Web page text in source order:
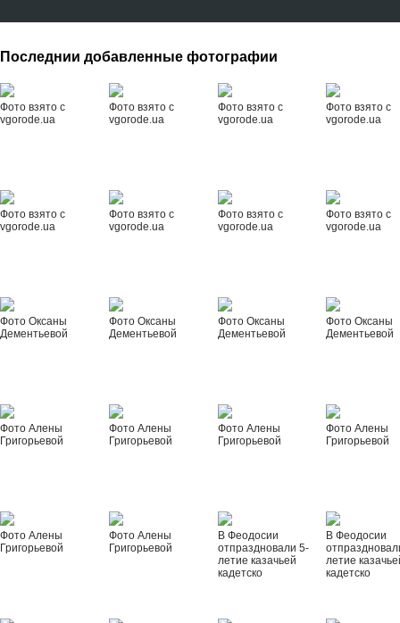
Последнии добавленные фотографии
Фото взято с
vgorode.ua
Фото взято с
vgorode.ua
Фото взято с
vgorode.ua
Фото взято с
vgorode.ua
Фото взято с
vgorode.ua
Фото взято с
vgorode.ua
Фото взято с
vgorode.ua
Фото взято с
vgorode.ua
Фото Оксаны
Дементьевой
Фото Оксаны
Дементьевой
Фото Оксаны
Дементьевой
Фото Оксаны
Дементьевой
Фото Алены
Григорьевой
Фото Алены
Григорьевой
Фото Алены
Григорьевой
Фото Алены
Григорьевой
Фото Алены
Григорьевой
Фото Алены
Григорьевой
В Феодосии
отпраздновали 5-
летие казачьей
кадетско
В Феодосии
летие
кадетско